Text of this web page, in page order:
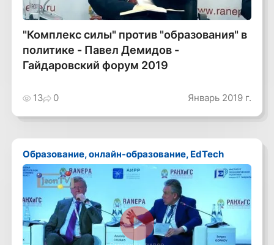
"Комплекс силы" против "образования" в
политике - Павел Демидов -
Гайдаровский форум 2019
13 0 Январь 2019 г.
Образование, онлайн-образование, EdTech